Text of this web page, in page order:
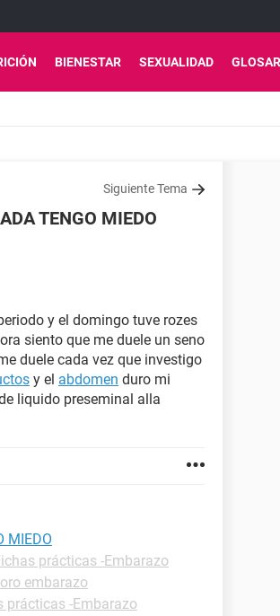
BIENESTAR SEXUALIDAD
Siguiente Tema
TENGO MIEDO
y el domingo tuve rozes
siento que me duele un seno
duele cada vez que investigo
y el abdomen duro mi
liquido preseminal alla
MIEDO
prácticas -Embarazo
embarazo
prácticas -Embarazo